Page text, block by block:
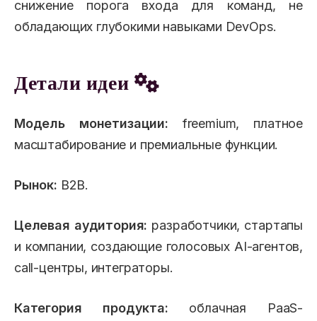
снижение порога входа для команд, не
обладающих глубокими навыками DevOps.
Детали идеи
Модель монетизации: freemium, платное
масштабирование и премиальные функции.
Рынок: B2B.
Целевая аудитория: разработчики, стартапы
и компании, создающие голосовых AI-агентов,
call-центры, интеграторы.
Категория продукта: облачная PaaS-